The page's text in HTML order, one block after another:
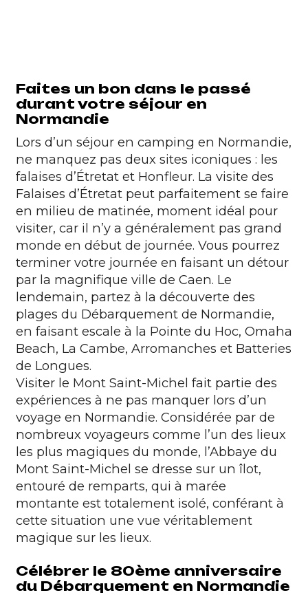
Faites un bon dans le passé
durant votre séjour en
Normandie
Lors d’un séjour en camping en Normandie,
ne manquez pas deux sites iconiques : les
falaises d’Étretat et Honfleur. La visite des
Falaises d’Étretat peut parfaitement se faire
en milieu de matinée, moment idéal pour
visiter, car il n’y a généralement pas grand
monde en début de journée. Vous pourrez
terminer votre journée en faisant un détour
par la magnifique ville de Caen. Le
lendemain, partez à la découverte des
plages du Débarquement de Normandie,
en faisant escale à la Pointe du Hoc, Omaha
Beach, La Cambe, Arromanches et Batteries
de Longues.
Visiter le Mont Saint-Michel fait partie des
expériences à ne pas manquer lors d’un
voyage en Normandie. Considérée par de
nombreux voyageurs comme l’un des lieux
les plus magiques du monde, l’Abbaye du
Mont Saint-Michel se dresse sur un îlot,
entouré de remparts, qui à marée
montante est totalement isolé, conférant à
cette situation une vue véritablement
magique sur les lieux.
Célébrer le 80ème anniversaire
du Débarquement en Normandie